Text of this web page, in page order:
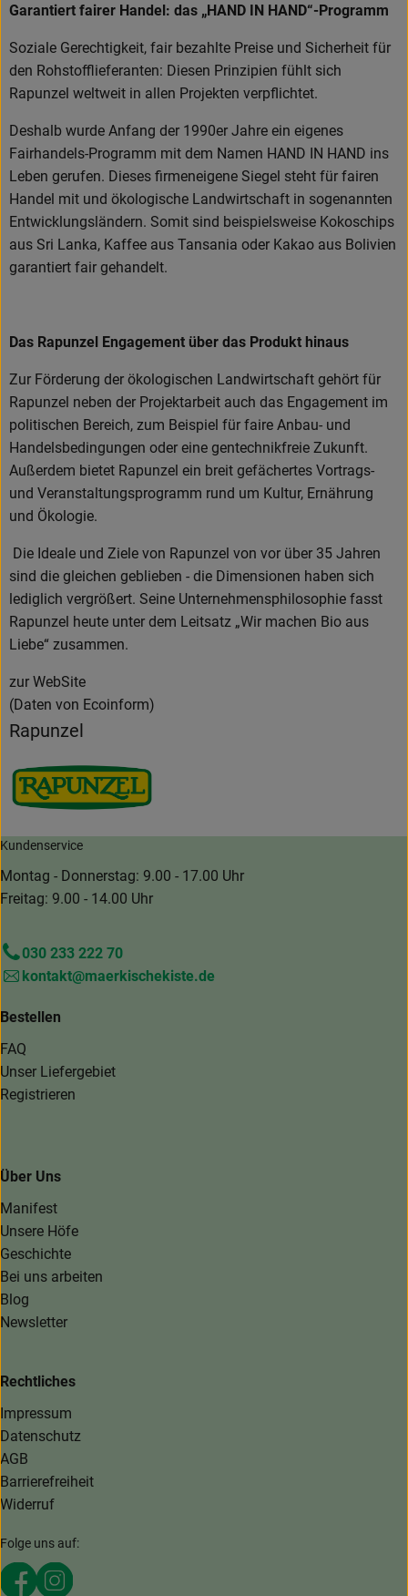
Garantiert fairer Handel: das „HAND IN HAND“-Programm
Soziale Gerechtigkeit, fair bezahlte Preise und Sicherheit für
den Rohstofflieferanten: Diesen Prinzipien fühlt sich
Rapunzel weltweit in allen Projekten verpflichtet.
Deshalb wurde Anfang der 1990er Jahre ein eigenes
Fairhandels-Programm mit dem Namen HAND IN HAND ins
Leben gerufen. Dieses firmeneigene Siegel steht für fairen
Handel mit und ökologische Landwirtschaft in sogenannten
Entwicklungsländern. Somit sind beispielsweise Kokoschips
aus Sri Lanka, Kaffee aus Tansania oder Kakao aus Bolivien
garantiert fair gehandelt.
Das Rapunzel Engagement über das Produkt hinaus
Zur Förderung der ökologischen Landwirtschaft gehört für
Rapunzel neben der Projektarbeit auch das Engagement im
politischen Bereich, zum Beispiel für faire Anbau- und
Handelsbedingungen oder eine gentechnikfreie Zukunft.
Außerdem bietet Rapunzel ein breit gefächertes Vortrags-
und Veranstaltungsprogramm rund um Kultur, Ernährung
und Ökologie.
Die Ideale und Ziele von Rapunzel von vor über 35 Jahren
sind die gleichen geblieben - die Dimensionen haben sich
lediglich vergrößert. Seine Unternehmensphilosophie fasst
Rapunzel heute unter dem Leitsatz „Wir machen Bio aus
Liebe“ zusammen.
zur WebSite
(Daten von Ecoinform)
Rapunzel
Kundenservice
Montag - Donnerstag: 9.00 - 17.00 Uhr
Freitag: 9.00 - 14.00 Uhr
030 233 222 70
kontakt@maerkischekiste.de
Bestellen
FAQ
Unser Liefergebiet
Registrieren
Über Uns
Manifest
Unsere Höfe
Geschichte
Bei uns arbeiten
Blog
Newsletter
Rechtliches
Impressum
Datenschutz
AGB
Barrierefreiheit
Widerruf
Folge uns auf:
Externer Link zu https://www.facebook.com/
Externer Link zu https://www.instagram.com/